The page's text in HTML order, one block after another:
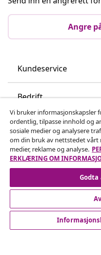
Angre
Kundeservice
Bedrift
vidaXL
Oppdag mer
© 2008-2026 vidaXL
Vi bruker informasjonskapsler
ordentlig, tilpasse innhold og
sosiale medier og analysere
om din bruk av nettstedet vårt
medier, reklame og analyse.
ERKLÆRING OM